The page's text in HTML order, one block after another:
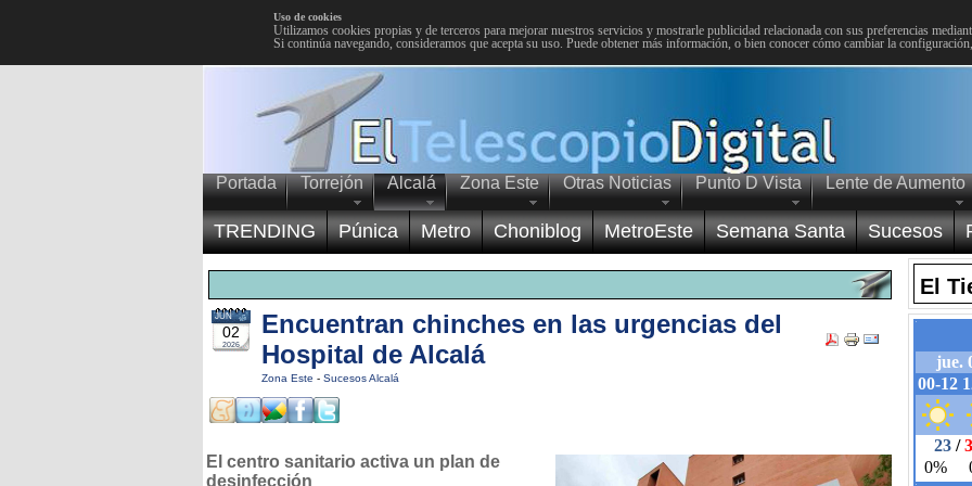
Uso de cookies
Utilizamos cookies propias y de terceros para mejorar nuestros servicios y mostrarle publicidad relacionada con sus preferencias
Si continúa navegando, consideramos que acepta su uso. Puede obtener más información, o bien conocer cómo cambiar la
Portada Torrejón Alcalá Zona Este Otras Noticias Punto D Vista Lente de Aumento
TRENDING Púnica Metro Choniblog MetroEste Semana Santa Sucesos
02
JUN
2026
Encuentran chinches en las urgencias del
Hospital de Alcalá
Zona Este - Sucesos Alcalá
El centro sanitario activa un plan de
desinfección
El